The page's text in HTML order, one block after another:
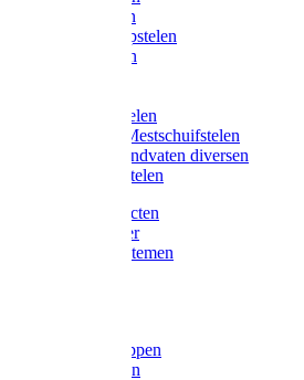
Spadestelen
Graanschopstelen
Schopstelen
Gardena stelen
Sneeuw- /Mestschuifstelen
Stelen / Handvaten diversen
Telescoopstelen
Tuin producten
Fruitplukker
Ophangsystemen
Betonschoppen
Schepbatsen